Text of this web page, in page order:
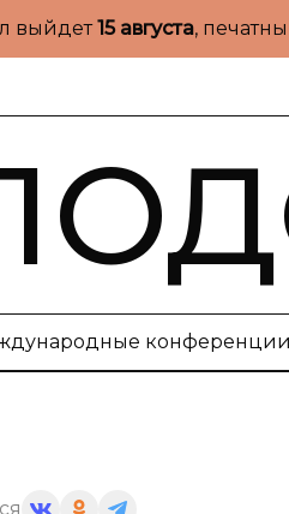
выйдет15 августа,
конференции